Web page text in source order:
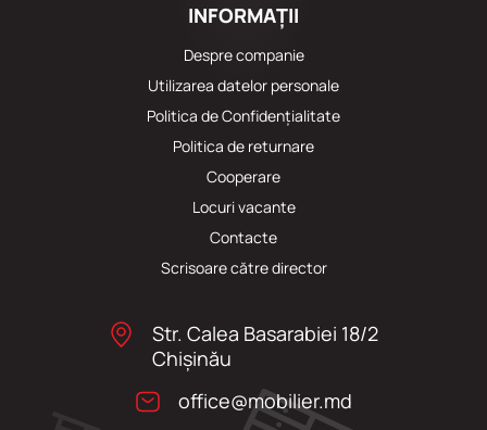
INFORMAȚII
Despre companie
Utilizarea datelor personale
Politica de Confidențialitate
Politica de returnare
Cooperare
Locuri vacante
Сontacte
Scrisoare către director
Str. Calea Basarabiei 18/2
Chişinău
office@mobilier.md